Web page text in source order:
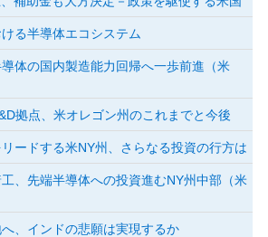
る半導体エコシステム
体の国内製造能力回帰へ一歩前進（米
拠点、米オレゴン州のこれまでと今後
ードする米NY州、さらなる投資の行方は
、先端半導体への投資進むNY州中部（米
、インドの悲願は実現するか